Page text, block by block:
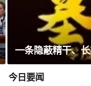
科索沃总理遭反
切断
今日要闻